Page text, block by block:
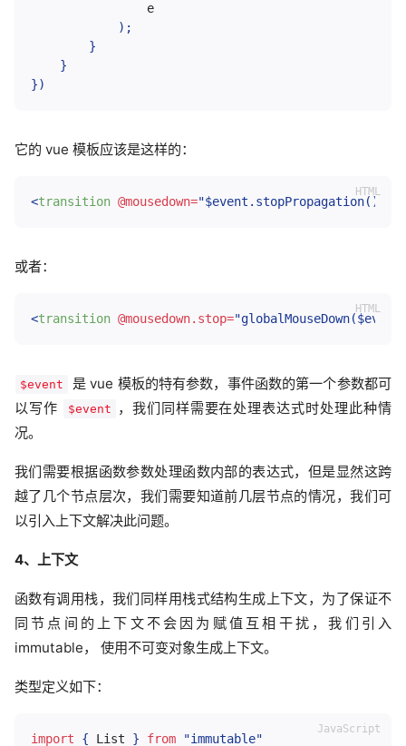
                e
) ;
}
}
})
它的 vue 模板应该是这样的：
<transition @mousedown="
或者：
<transition @mousedown.stop="
$event
是 vue 模板的特有参数，事件函数的第一个参数都可
以写作
$event
，我们同样需要在处理表达式时处理此种情
况。
我们需要根据函数参数处理函数内部的表达式，但是显然这跨
越了几个节点层次，我们需要知道前几层节点的情况，我们可
以引入上下文解决此问题。
4、上下文
函数有调用栈，我们同样用栈式结构生成上下文，为了保证不
同节点间的上下文不会因为赋值互相干扰，我们引入
immutable， 使用不可变对象生成上下文。
类型定义如下：
import { List } from
"immutable"